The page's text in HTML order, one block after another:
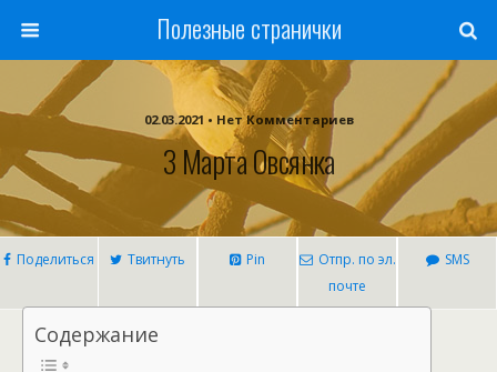
Полезные странички
02.03.2021 • Нет Комментариев
3 Марта Овсянка
Поделиться Твитнуть Pin
Отпр. по эл.
почте
SMS
Содержание